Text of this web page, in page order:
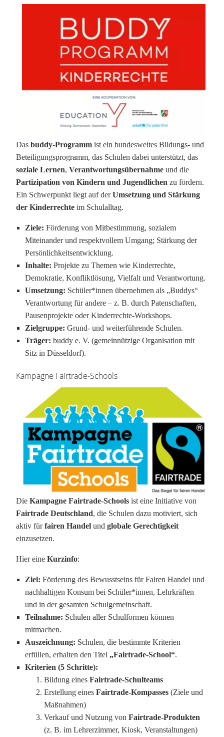
Das buddy-Programm ist ein bundesweites Bildungs- und
Beteiligungsprogramm, das Schulen dabei unterstützt, das
soziale Lernen, Verantwortungsübernahme und die
Partizipation von Kindern und Jugendlichen zu fördern.
Ein Schwerpunkt liegt auf derUmsetzung und Stärkung
der Kinderrechte im Schulalltag.
Ziele: Förderung von Mitbestimmung, sozialem
Miteinander und respektvollem Umgang; Stärkung der
Persönlichkeitsentwicklung.
Inhalte: Projekte zu Themen wie Kinderrechte,
Demokratie, Konfliktlösung, Vielfalt und Verantwortung.
Umsetzung: Schüler*innen übernehmen als „Buddys“
Verantwortung für andere – z. B. durch Patenschaften,
Pausenprojekte oder Kinderrechte-Workshops.
Zielgruppe: Grund- und weiterführende Schulen.
Träger: buddy e. V. (gemeinnützige Organisation mit
Sitz in Düsseldorf).
Kampagne Fairtrade-Schools
Die Kampagne Fairtrade-Schools ist eine Initiative von
Fairtrade Deutschland, die Schulen dazu motiviert, sich
aktiv fürfairen Handel und globale Gerechtigkeit
einzusetzen.
Hier eine Kurzinfo:
Ziel: Förderung des Bewusstseins für Fairen Handel und
nachhaltigen Konsum bei Schüler*innen, Lehrkräften
und in der gesamten Schulgemeinschaft.
Teilnahme: Schulen aller Schulformen können
mitmachen.
Auszeichnung: Schulen, die bestimmte Kriterien
erfüllen, erhalten den Titel „Fairtrade-School“.
Kriterien (5 Schritte):
Bildung eines Fairtrade-Schulteams
Erstellung eines Fairtrade-Kompasses (Ziele und
Maßnahmen)
Verkauf und Nutzung von Fairtrade-Produkten
(z. B. im Lehrerzimmer, Kiosk, Veranstaltungen)